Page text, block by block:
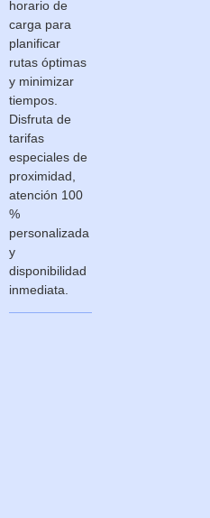
horario de
carga para
planificar
rutas óptimas
y minimizar
tiempos.
Disfruta de
tarifas
especiales de
proximidad,
atención 100
%
personalizada
y
disponibilidad
inmediata.